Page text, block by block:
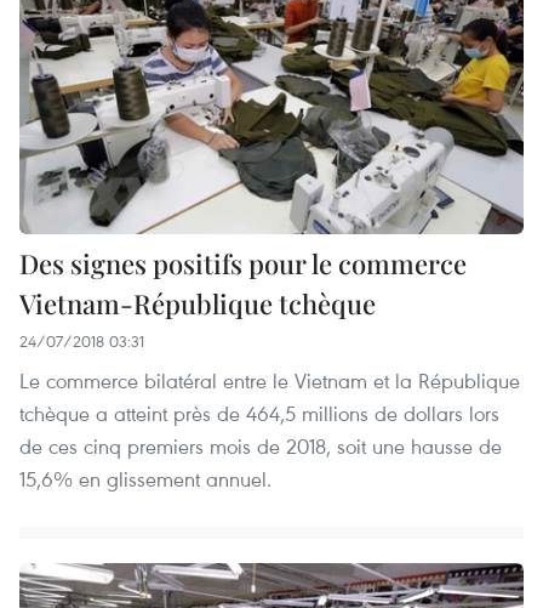
Des signes positifs pour le commerce
Vietnam-République tchèque
24/07/2018 03:31
Le commerce bilatéral entre le Vietnam et la République
tchèque a atteint près de 464,5 millions de dollars lors
de ces cinq premiers mois de 2018, soit une hausse de
15,6% en glissement annuel.